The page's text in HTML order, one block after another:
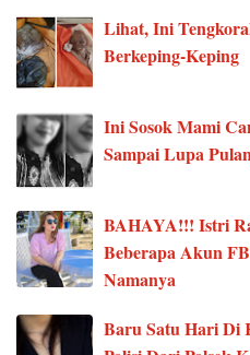
Lihat, Ini
Berkeping-Keping
Ini Sosok Mami
Sampai Lupa
BAHAYA!!! Istri
Beberapa Akun
Namanya
Baru Satu Hari Di